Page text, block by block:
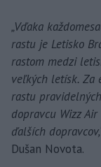
„Vďaka
rastu je Letisko
rastom medzi
veľkých letísk. Za
rastu
dopravcu Wizz
ďalších
Dušan Novota.